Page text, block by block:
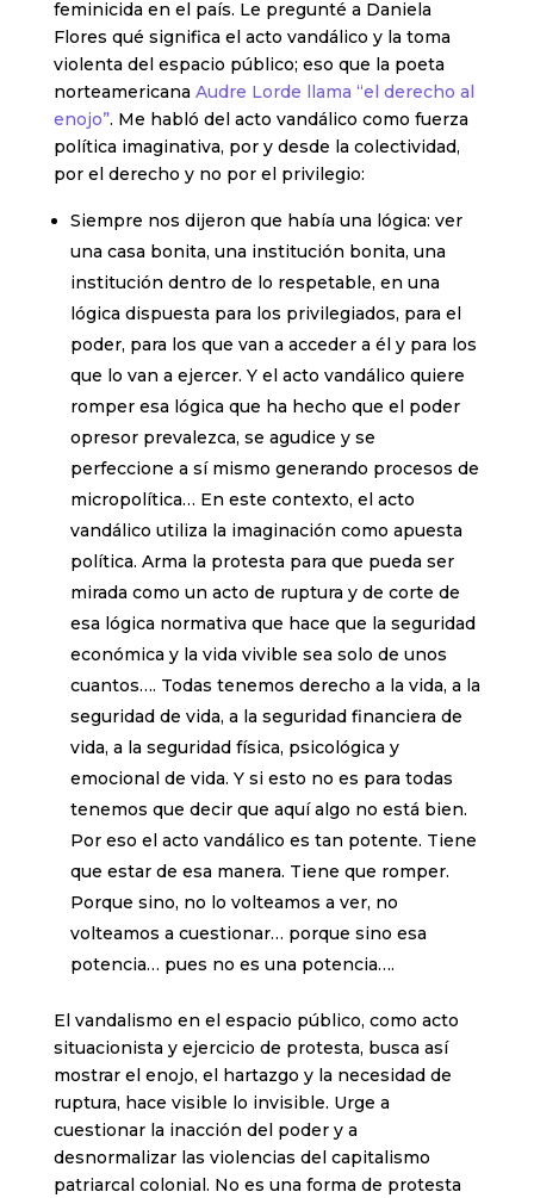
feminicida en el país. Le pregunté a Daniela
Flores qué significa el acto vandálico y la toma
violenta del espacio público; eso que la poeta
norteamericana Audre Lorde llama “el derecho al
enojo”. Me habló del acto vandálico como fuerza
política imaginativa, por y desde la colectividad,
por el derecho y no por el privilegio:
Siempre nos dijeron que había una lógica: ver
una casa bonita, una institución bonita, una
institución dentro de lo respetable, en una
lógica dispuesta para los privilegiados, para el
poder, para los que van a acceder a él y para los
que lo van a ejercer. Y el acto vandálico quiere
romper esa lógica que ha hecho que el poder
opresor prevalezca, se agudice y se
perfeccione a sí mismo generando procesos de
micropolítica… En este contexto, el acto
vandálico utiliza la imaginación como apuesta
política. Arma la protesta para que pueda ser
mirada como un acto de ruptura y de corte de
esa lógica normativa que hace que la seguridad
económica y la vida vivible sea solo de unos
cuantos…. Todas tenemos derecho a la vida, a la
seguridad de vida, a la seguridad financiera de
vida, a la seguridad física, psicológica y
emocional de vida. Y si esto no es para todas
tenemos que decir que aquí algo no está bien.
Por eso el acto vandálico es tan potente. Tiene
que estar de esa manera. Tiene que romper.
Porque sino, no lo volteamos a ver, no
volteamos a cuestionar… porque sino esa
potencia… pues no es una potencia….
El vandalismo en el espacio público, como acto
situacionista y ejercicio de protesta, busca así
mostrar el enojo, el hartazgo y la necesidad de
ruptura, hace visible lo invisible. Urge a
cuestionar la inacción del poder y a
desnormalizar las violencias del capitalismo
patriarcal colonial. No es una forma de protesta